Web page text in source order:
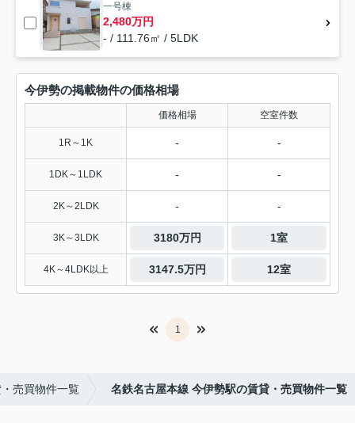
一号棟
2,480万円
- / 111.76㎡ / 5LDK
今伊勢の掲載物件の価格相場
価格相場 空室件数
1R～1K - -
1DK～1LDK - -
2K～2LDK - -
3K～3LDK 3180万円 1室
4K～4LDK以上 3147.5万円 12室
1
売買物件一覧 名鉄名古屋本線 今伊勢駅の賃貸・売買物件一覧